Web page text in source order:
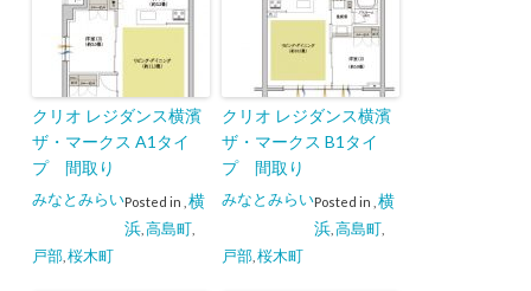
クリオ レジダンス横濱
ザ・マークス A1タイ
プ 間取り
Posted in
みなとみらい
横
浜, 高島町
戸部, 桜木町
クリオ レジダンス横濱
ザ・マークス B1タイ
プ 間取り
Posted in
みなとみらい
横
浜, 高島町
戸部, 桜木町